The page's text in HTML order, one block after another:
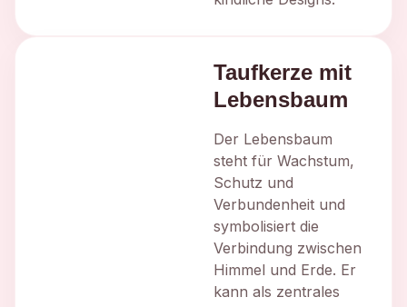
Taufkerze mit
Lebensbaum
Der Lebensbaum
steht für Wachstum,
Schutz und
Verbundenheit und
symbolisiert die
Verbindung zwischen
Himmel und Erde. Er
kann als zentrales